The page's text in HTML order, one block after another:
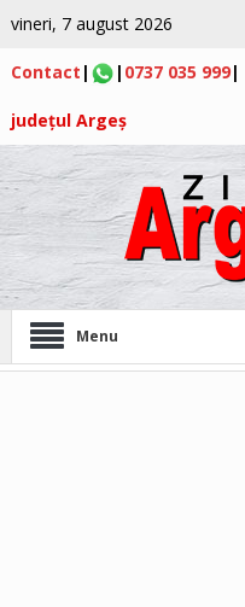
vineri, 7 august 2026
Contact | | 0737 035 999|
județul Argeș
Menu